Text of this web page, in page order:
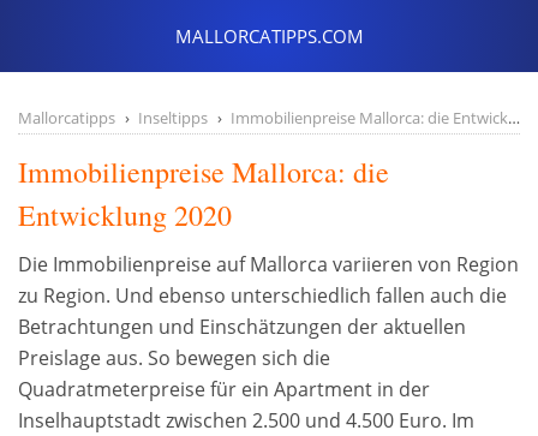
Mallorcatipps Inseltipps Immobilienpreise Mallorca: die Entwicklung 2020
Immobilienpreise Mallorca: die
Entwicklung 2020
Die Immobilienpreise auf Mallorca variieren von Region
zu Region. Und ebenso unterschiedlich fallen auch die
Betrachtungen und Einschätzungen der aktuellen
Preislage aus. So bewegen sich die
Quadratmeterpreise für ein Apartment in der
Inselhauptstadt zwischen 2.500 und 4.500 Euro. Im